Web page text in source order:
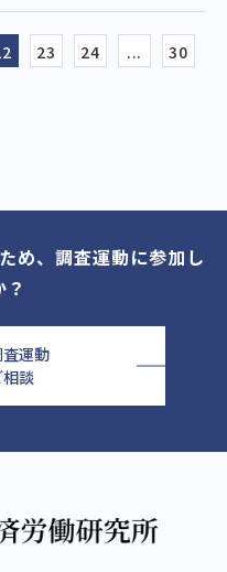
23 24 ... 30
め、調査運動に参加し
運動
談